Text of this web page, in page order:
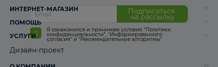
Подписаться
на рассылку
Я ознакомился и принимаю условия “Политики
конфиденциальности”, “Информированного
согласия“ и “Рекомендательные алгоритмы“
ИНТЕРНЕТ-МАГАЗИН
ПОМОЩЬ
УСЛУГИ
Дизайн-проект